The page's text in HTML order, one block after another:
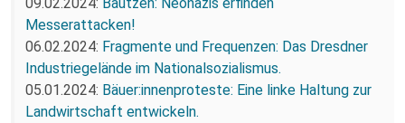
Messerattacken!
06.02.2024: Fragmente und Frequenzen: Das Dresdner
Industriegelände im Nationalsozialismus.
05.01.2024: Bäuer:innenproteste: Eine linke Haltung zur
Landwirtschaft entwickeln.